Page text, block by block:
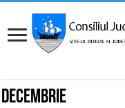
DECEMBRIE